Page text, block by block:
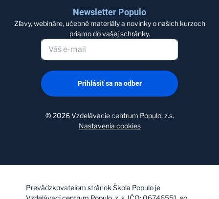
Newsletter Populo
Zľavy, webináre, učebné materiály a novinky o našich kurzoch
priamo do vašej schránky.
Prihlásiť sa na odber
©2026 Vzdelávacie centrum Populo, z.s.
Nastavenia cookies
Prevádzkovateľom stránok Škola Populo je